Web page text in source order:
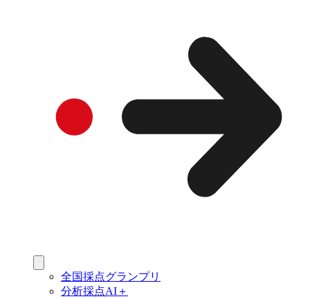
全国採点グランプリ
分析採点AI＋